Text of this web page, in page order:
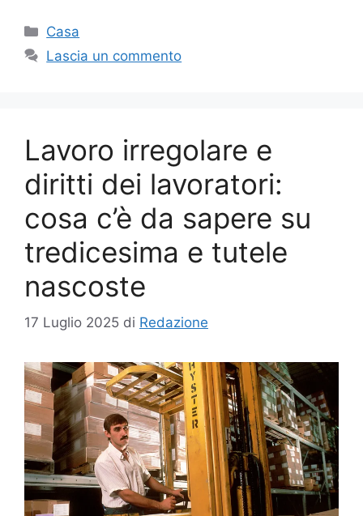
Categorie
Casa
Lascia un commento
Lavoro irregolare e
diritti dei lavoratori:
cosa c’è da sapere su
tredicesima e tutele
nascoste
17 Luglio 2025 di Redazione